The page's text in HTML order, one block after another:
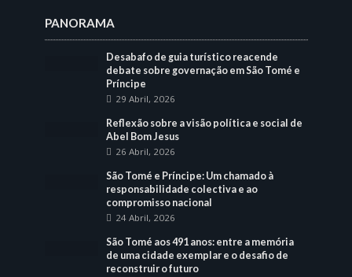
PANORAMA
Desabafo de guia turístico reacende
debate sobre governação em São Tomé e
Príncipe
29 Abril, 2026
Reflexão sobre a visão política e social de
Abel Bom Jesus
26 Abril, 2026
São Tomé e Príncipe: Um chamado à
responsabilidade colectiva e ao
compromisso nacional
24 Abril, 2026
São Tomé aos 491 anos: entre a memória
de uma cidade exemplar e o desafio de
reconstruir o futuro